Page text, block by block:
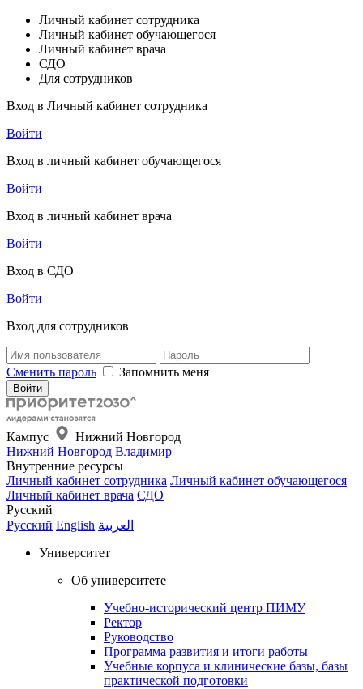
Личный кабинет сотрудника
Личный кабинет обучающегося
Личный кабинет врача
СДО
Для сотрудников
Вход в Личный кабинет сотрудника
Войти
Вход в личный кабинет обучающегося
Войти
Вход в личный кабинет врача
Войти
Вход в СДО
Войти
Вход для сотрудников
Сменить пароль Запомнить меня
Кампус
Нижний Новгород
Нижний Новгород Владимир
Внутренние ресурсы
Личный кабинет сотрудника Личный кабинет обучающегося
Личный кабинет врача СДО
Русский
Русский English العربية
Университет
Об университете
Учебно-исторический центр ПИМУ
Ректор
Руководство
Программа развития и итоги работы
Учебные корпуса и клинические базы, базы
практической подготовки